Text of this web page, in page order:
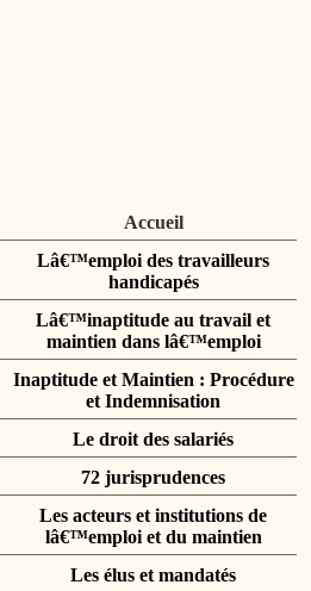
Accueil
Lâ€™emploi des travailleurs
handicapés
Lâ€™inaptitude au travail et
maintien dans lâ€™emploi
Inaptitude et Maintien : Procédure
et Indemnisation
Le droit des salariés
72 jurisprudences
Les acteurs et institutions de
lâ€™emploi et du maintien
Les élus et mandatés